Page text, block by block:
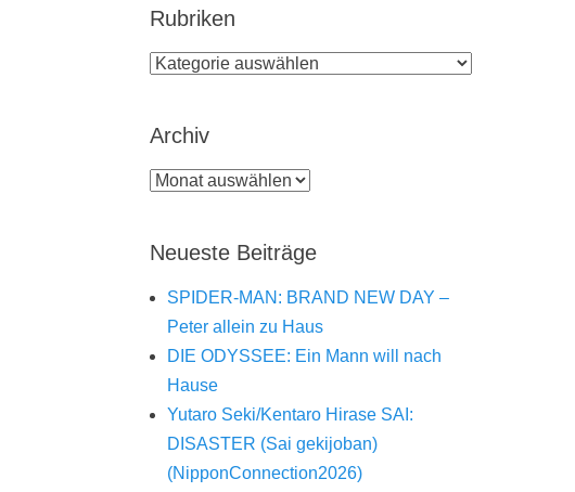
Rubriken
Rubriken
Archiv
Archiv
Neueste Beiträge
SPIDER-MAN: BRAND NEW DAY –
Peter allein zu Haus
DIE ODYSSEE: Ein Mann will nach
Hause
Yutaro Seki/Kentaro Hirase SAI:
DISASTER (Sai gekijoban)
(NipponConnection2026)